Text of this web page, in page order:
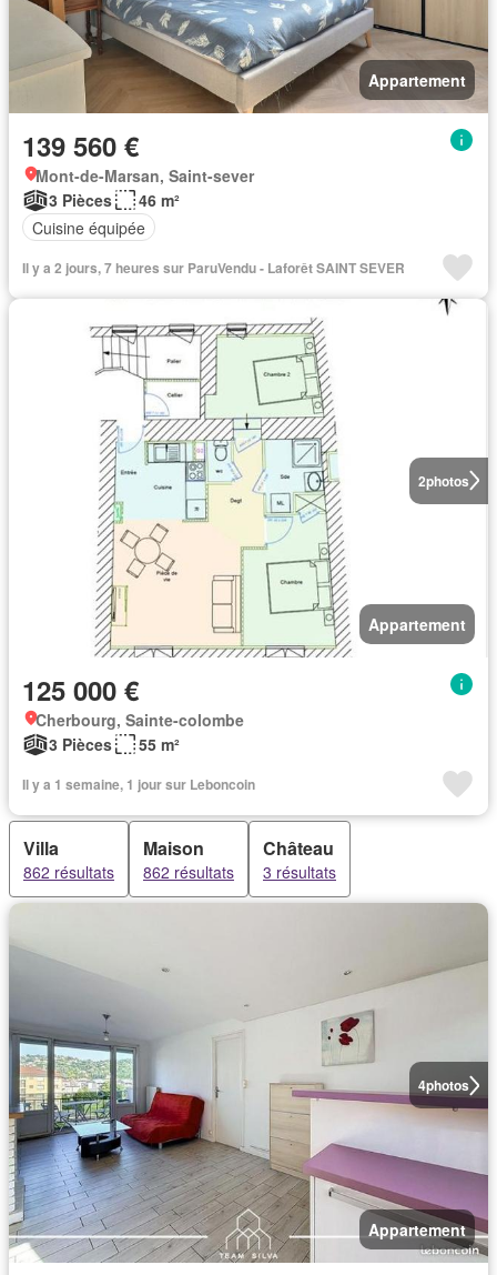
Appartement
139 560 €
Mont-de-Marsan, Saint-sever
3 Pièces
46 m²
Cuisine équipée
Il y a 2 jours, 7 heures sur ParuVendu - Laforêt SAINT SEVER
2photos
Appartement
125 000 €
Cherbourg, Sainte-colombe
3 Pièces
55 m²
Il y a 1 semaine, 1 jour sur Leboncoin
Villa
862 résultats
Maison
862 résultats
Château
3 résultats
4photos
Appartement